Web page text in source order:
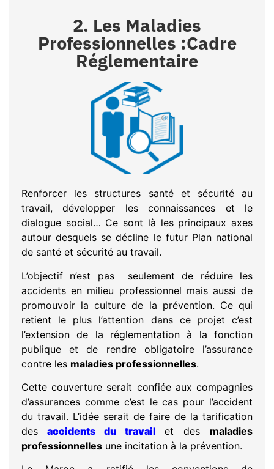
2. Les Maladies
Professionnelles :Cadre
Réglementaire
Renforcer les structures santé et sécurité au
travail, développer les connaissances et le
dialogue social… Ce sont là les principaux axes
autour desquels se décline le futur Plan national
de santé et sécurité au travail.
L’objectif n’est pas seulement de réduire les
accidents en milieu professionnel mais aussi de
promouvoir la culture de la prévention. Ce qui
retient le plus l’attention dans ce projet c’est
l’extension de la réglementation à la fonction
publique et de rendre obligatoire l’assurance
contre les maladies professionnelles.
Cette couverture serait confiée aux compagnies
d’assurances comme c’est le cas pour l’accident
du travail. L’idée serait de faire de la tarification
des
accidents du travail et des maladies
professionnelles une incitation à la prévention.